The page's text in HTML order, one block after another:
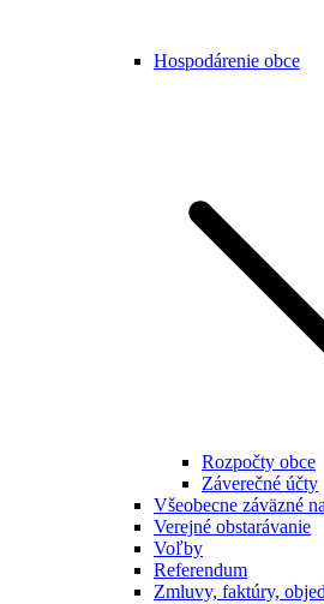
Hospodárenie obce
Rozpočty obce
Záverečné účty
Všeobecne záväzné
Verejné obstarávanie
Voľby
Referendum
Zmluvy, faktúry,